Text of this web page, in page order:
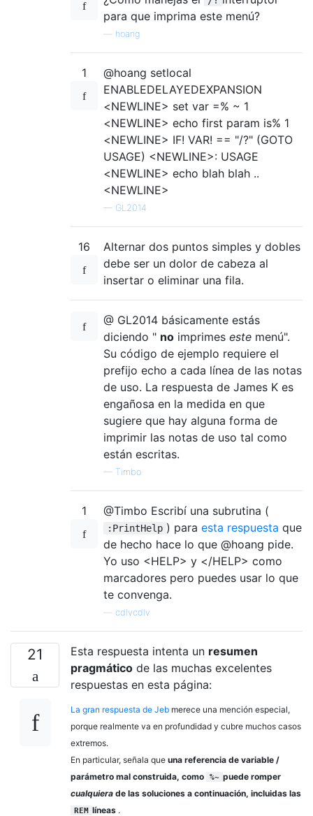
para que imprima este menú?
hoang
1
@hoang setlocal
ENABLEDELAYEDEXPANSION
<NEWLINE> set var =% ~ 1
<NEWLINE> echo first param is% 1
<NEWLINE> IF! VAR! == "/?" (GOTO
USAGE) <NEWLINE>: USAGE
<NEWLINE> echo blah blah ..
<NEWLINE>
— GL2014
16
Alternar dos puntos simples y dobles
debe ser un dolor de cabeza al
insertar o eliminar una fila.
@ GL2014 básicamente estás
diciendo " no imprimes este menú".
Su código de ejemplo requiere el
prefijo echo a cada línea de las notas
de uso. La respuesta de James K es
engañosa en la medida en que
sugiere que hay alguna forma de
imprimir las notas de uso tal como
están escritas.
— Timbo
1 @Timbo Escribí una subrutina (
:PrintHelp ) para esta respuesta que
de hecho hace lo que @hoang pide.
Yo uso <HELP> y </HELP> como
marcadores pero puedes usar lo que
te convenga.
cdlvcdlv
21 Esta respuesta intenta un resumen
pragmático de las muchas excelentes
respuestas en esta página:
La gran respuesta de Jeb merece una mención especial,
porque realmente va en profundidad y cubre muchos casos
extremos.
En particular, señala que una referencia de variable /
parámetro mal construida, como
%~ puede romper
cualquiera de las soluciones a continuación, incluidas las
REM líneas .